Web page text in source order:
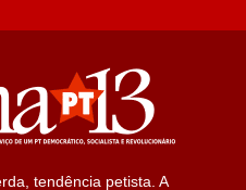
tendência petista. A